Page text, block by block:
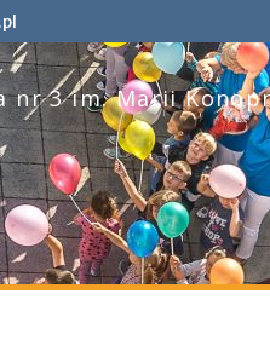
nr 3 im. Marii